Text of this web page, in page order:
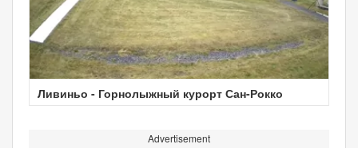
Ливиньо - Горнолыжный курорт Сан-Рокко
Advertisement